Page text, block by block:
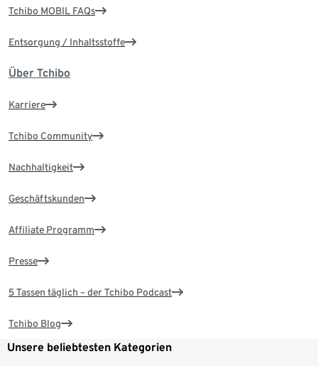
Tchibo MOBIL FAQs
Entsorgung / Inhaltsstoffe
Über Tchibo
Karriere
Tchibo Community
Nachhaltigkeit
Geschäftskunden
Affiliate Programm
Presse
5 Tassen täglich – der Tchibo Podcast
Tchibo Blog
Unsere beliebtesten Kategorien